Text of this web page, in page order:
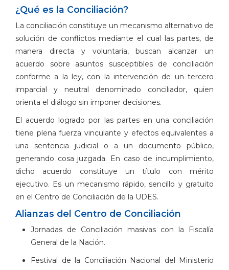
¿Qué es la Conciliación?
La conciliación constituye un mecanismo alternativo de
solución de conflictos mediante el cual las partes, de
manera directa y voluntaria, buscan alcanzar un
acuerdo sobre asuntos susceptibles de conciliación
conforme a la ley, con la intervención de un tercero
imparcial y neutral denominado conciliador, quien
orienta el diálogo sin imponer decisiones.
El acuerdo logrado por las partes en una conciliación
tiene plena fuerza vinculante y efectos equivalentes a
una sentencia judicial o a un documento público,
generando cosa juzgada. En caso de incumplimiento,
dicho acuerdo constituye un título con mérito
ejecutivo. Es un mecanismo rápido, sencillo y gratuito
en el Centro de Conciliación de la UDES.
Alianzas del Centro de Conciliación
Jornadas de Conciliación masivas con la Fiscalía
General de la Nación.
Festival de la Conciliación Nacional del Ministerio